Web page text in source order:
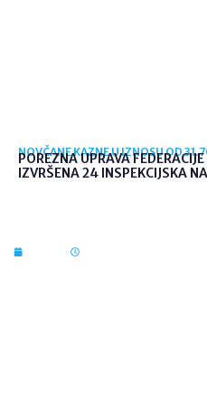
NOVČANE KAZNE U IZNOSU OD
POREZNA UPRAVA
IZVRŠENA 24 INSPEKCIJSKA